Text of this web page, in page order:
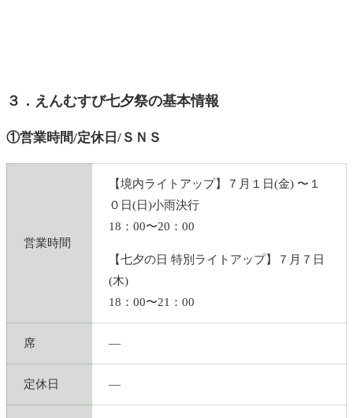
３．えんむすび七夕祭の基本情報
①営業時間/定休日/ＳＮＳ
営業時間
【境内ライトアップ】７月１日(金) 〜１
０日(日)小雨決行
18：00〜20：00
【七夕の日 特別ライトアップ】７月７日
(木)
18：00〜21：00
席 ―
定休日 ―